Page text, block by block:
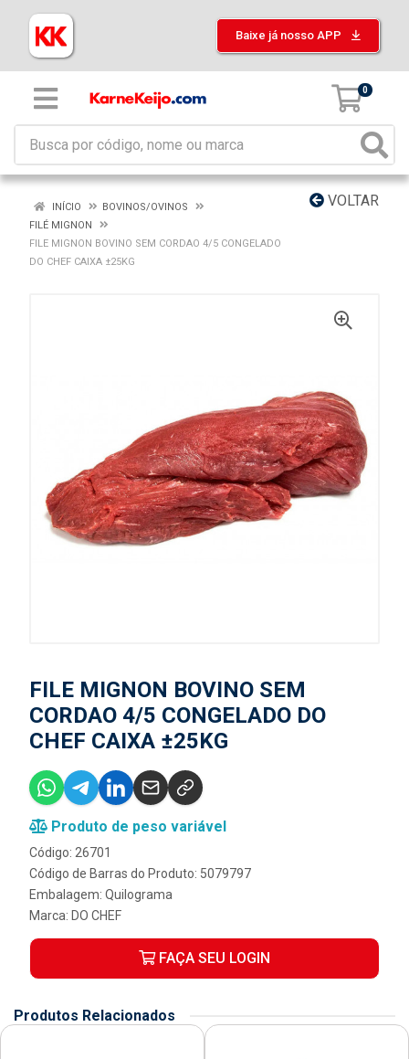
Baixe já nosso APP
0
VOLTAR
INÍCIO
BOVINOS/OVINOS
FILÉ MIGNON
FILE MIGNON BOVINO SEM CORDAO 4/5 CONGELADO
DO CHEF CAIXA ±25KG
FILE MIGNON BOVINO SEM
CORDAO 4/5 CONGELADO DO
CHEF CAIXA ±25KG
Produto de peso variável
Código: 26701
Código de Barras do Produto: 5079797
Embalagem: Quilograma
Marca: DO CHEF
FAÇA SEU LOGIN
Produtos Relacionados